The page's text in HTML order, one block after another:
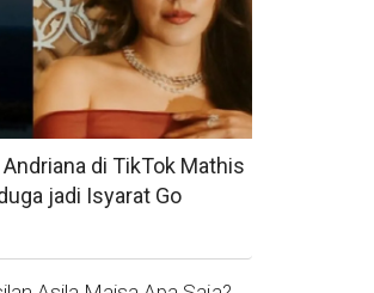
di TikTok Mathis
jadi Isyarat Go